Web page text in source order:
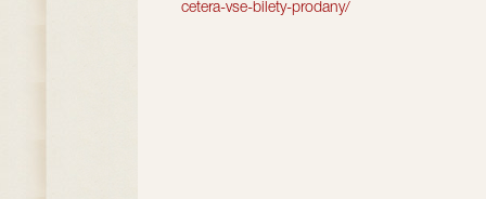
cetera-vse-bilety-prodany/